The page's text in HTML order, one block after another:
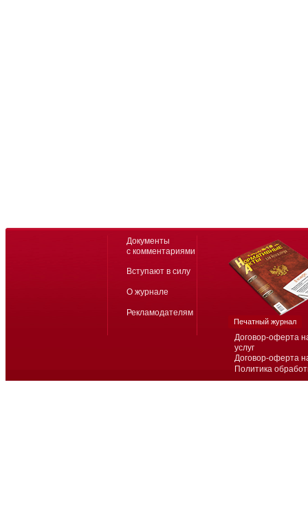
Договор-оферта
услуг
Договор-оферта
Политика
Документы
с комментариями
Вступают в силу
О журнале
Рекламодателям
Печатный журнал